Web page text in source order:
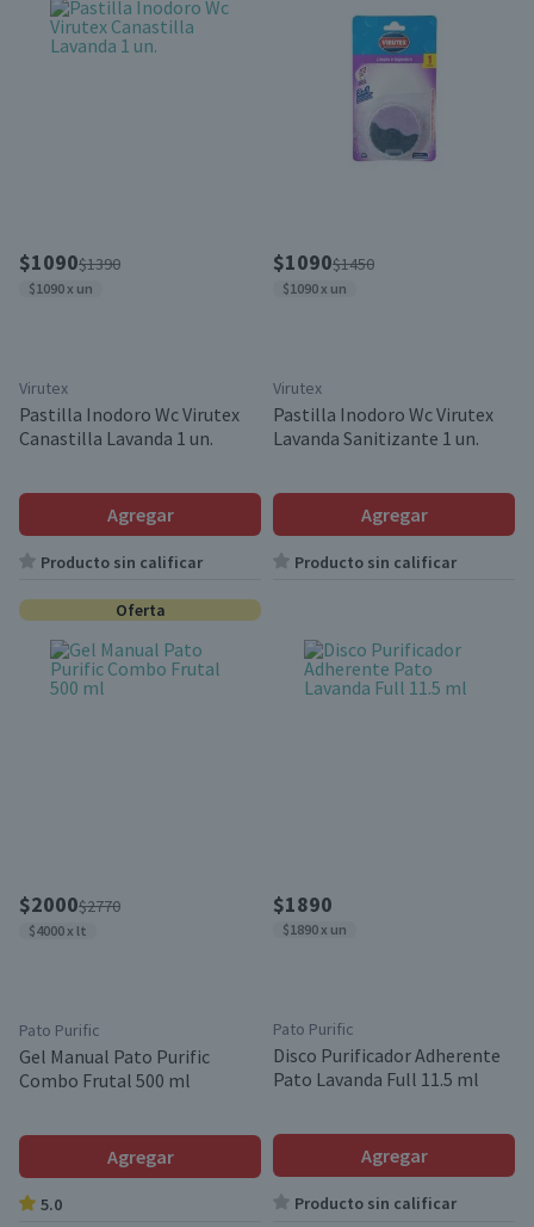
$1090$1390
$1090 x un
Virutex
Pastilla Inodoro Wc Virutex
Canastilla Lavanda 1 un.
Agregar
Producto sin calificar
$1090$1450
$1090 x un
Virutex
Pastilla Inodoro Wc Virutex
Lavanda Sanitizante 1 un.
Agregar
Producto sin calificar
Oferta
$2000$2770
$4000 x lt
Pato Purific
Gel Manual Pato Purific
Combo Frutal 500 ml
Agregar
5.0
$1890
$1890 x un
Pato Purific
Disco Purificador Adherente
Pato Lavanda Full 11.5 ml
Agregar
Producto sin calificar